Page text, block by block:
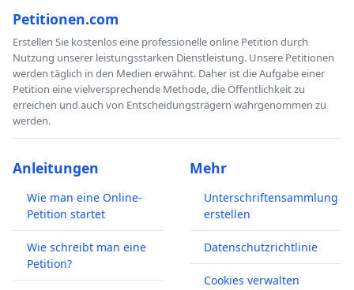
Petitionen.com
Erstellen Sie kostenlos eine professionelle online Petition durch
Nutzung unserer leistungsstarken Dienstleistung. Unsere Petitionen
werden täglich in den Medien erwähnt. Daher ist die Aufgabe einer
Petition eine vielversprechende Methode, die Öffentlichkeit zu
erreichen und auch von Entscheidungsträgern wahrgenommen zu
werden.
Anleitungen
Wie man eine Online-
Petition startet
Wie schreibt man eine
Petition?
Mehr
Unterschriftensammlung
erstellen
Datenschutzrichtlinie
Cookies verwalten